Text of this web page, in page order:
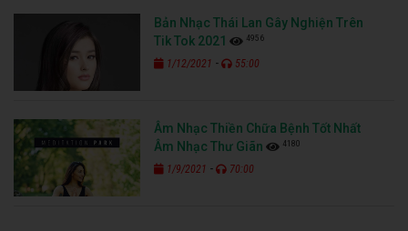
Bản Nhạc Thái Lan Gây Nghiện Trên
Tik Tok 2021
4956
1/12/2021 - 55:00
Âm Nhạc Thiền Chữa Bệnh Tốt Nhất
Âm Nhạc Thư Giãn
4180
1/9/2021 - 70:00